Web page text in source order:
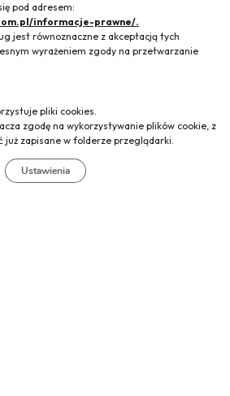
Ratownictwa
Kokotów
pod adresem:
informacje-prawne/.
jest równoznaczne z akceptacją tych
wyrażeniem zgody na przetwarzanie
pliki cookies.
zgodę na wykorzystywanie plików cookie, z
zapisane w folderze przeglądarki.
Ustawienia